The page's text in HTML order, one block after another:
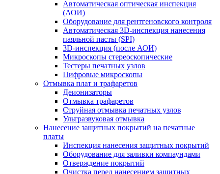
Автоматическая оптическая инспекция
(АОИ)
Оборудование для рентгеновского контроля
Автоматическая 3D-инспекция нанесения
паяльной пасты (SPI)
3D-инспекция (после АОИ)
Микроскопы стереоскопические
Тестеры печатных узлов
Цифровые микроскопы
Отмывка плат и трафаретов
Деионизаторы
Отмывка трафаретов
Струйная отмывка печатных узлов
Ультразвуковая отмывка
Нанесение защитных покрытий на печатные
платы
Инспекция нанесения защитных покрытий
Оборудование для заливки компаундами
Отверждение покрытий
Очистка перед нанесением защитных